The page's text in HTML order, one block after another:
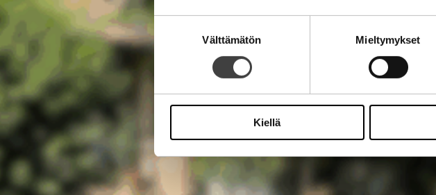
valinta
Välttämätön Mieltymykset
Kiellä